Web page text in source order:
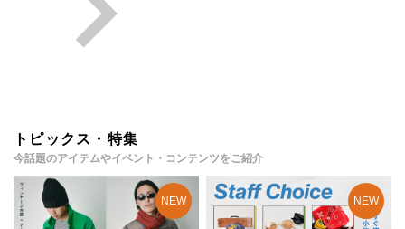
トピックス・特集
今話題のアイテムやイベント・コンテンツをご紹介